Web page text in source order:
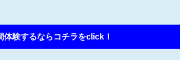
体験するならコチラをclick！